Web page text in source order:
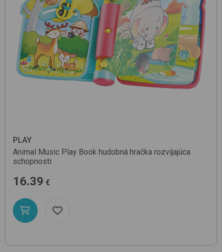
PLAY
Animal Music Play Book hudobná hračka rozvíjajúca
schopnosti
16.39 €